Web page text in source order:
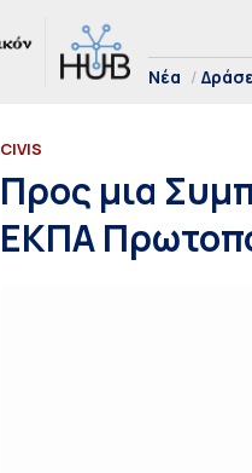
Νέα
CIVIS
Προς μια
ΕΚΠΑ